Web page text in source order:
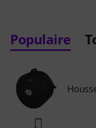
Populaire